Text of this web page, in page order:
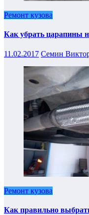
Ремонт кузова
Как убрать царапины
11.02.2017 Семин
Ремонт кузова
Как правильно